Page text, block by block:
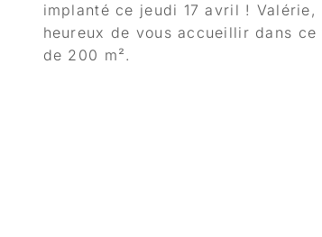
implanté ce jeudi 17 avril ! Valérie,
heureux de vous accueillir dans ce
de 200 m².